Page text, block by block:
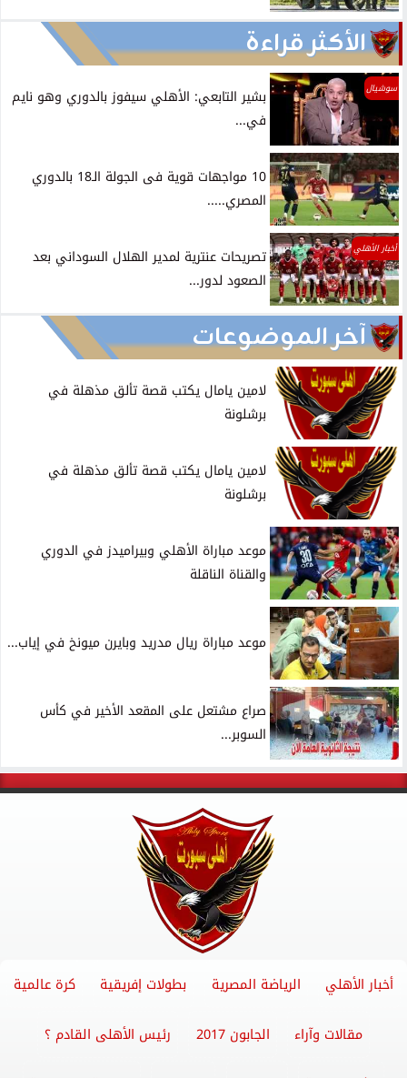
الأكثر قراءة
سوشيال
بشير التابعي: الأهلي سيفوز بالدوري وهو نايم
في...
10 مواجهات قوية فى الجولة الـ18 بالدوري
المصري.....
أخبار الأهلي
تصريحات عنترية لمدير الهلال السوداني بعد
الصعود لدور...
آخر الموضوعات
لامين يامال يكتب قصة تألق مذهلة في
برشلونة
لامين يامال يكتب قصة تألق مذهلة في
برشلونة
موعد مباراة الأهلي وبيراميدز في الدوري
والقناة الناقلة
موعد مباراة ريال مدريد وبايرن ميونخ في إياب...
صراع مشتعل على المقعد الأخير في كأس
السوبر...
أخبار الأهلي الرياضة المصرية بطولات إفريقية كرة عالمية
مقالات وآراء الجابون 2017 رئيس الأهلى القادم ؟